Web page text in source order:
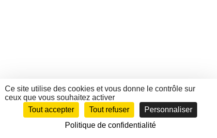
Ce site utilise des cookies et vous donne le contrôle sur
ceux que vous souhaitez activer
Tout accepter
Tout refuser
Personnaliser
Politique de confidentialité